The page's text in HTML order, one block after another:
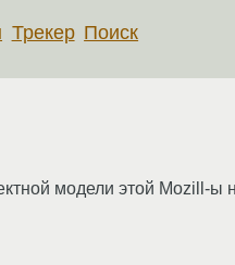
Трекер Поиск
модели этой Mozill-ы